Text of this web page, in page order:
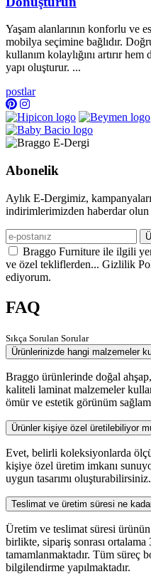
Yaşam alanlarının konforlu ve
mobilya seçimine bağlıdır.
kullanım kolaylığını artırır
yapı oluşturur. ...
postlar
Abonelik
Aylık E-Dergimiz,
indirimlerimizden haberdar olun
Braggo Furniture ile ilgili
ve özel tekliflerden... Gizlilik
ediyorum.
FAQ
Sıkça Sorulan Sorular
Ürünlerinizde hangi malzemeler
Braggo ürünlerinde doğal
kaliteli laminat malzemeler
ömür ve estetik görünüm
Ürünler kişiye özel üretilebiliyor
Evet, belirli koleksiyonlarda
kişiye özel üretim imkanı
uygun tasarımı oluşturabilirsiniz.
Teslimat ve üretim süresi ne
Üretim ve teslimat süresi
birlikte, sipariş sonrası ortalama
tamamlanmaktadır. Tüm süreç
bilgilendirme yapılmaktadır.